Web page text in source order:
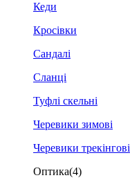
Кеди
Кросівки
Сандалі
Сланці
Туфлі скельні
Черевики зимові
Черевики трекінгові
Оптика(4)